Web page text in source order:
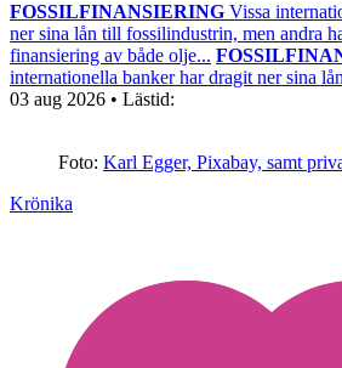
FOSSILFINANSIERING Vissa
ner sina lån till fossilindustrin, men andra
finansiering av både olje...
internationella banker har dragit ner sina
03 aug 2026 • Lästid:
Foto: Karl Egger, Pixabay, samt
Krönika